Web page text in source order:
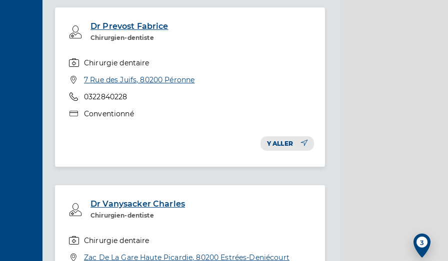
Dr Prevost Fabrice
Chirurgien-dentiste
Professionel de santé
Chirurgie dentaire
Adresse
7 Rue des Juifs, 80200 Péronne
Téléphone
0322840228
Type de convention
Conventionné
Y ALLER
Dr Vanysacker Charles
Chirurgien-dentiste
Professionel de santé
Chirurgie dentaire
Adresse
Zac De La Gare Haute Picardie, 80200 Estrées-Deniécourt
3